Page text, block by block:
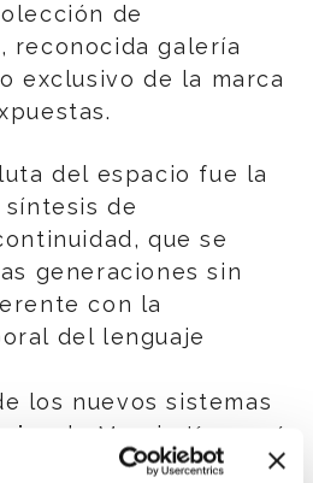
de
, reconocida galería
exclusivo de la marca
del espacio fue la
síntesis de
que se
generaciones sin
con la
del lenguaje
los nuevos sistemas
de Marcio Kogan /
de Giampiero